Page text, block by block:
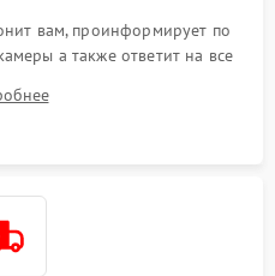
вам, проинформирует по
а также ответит на все